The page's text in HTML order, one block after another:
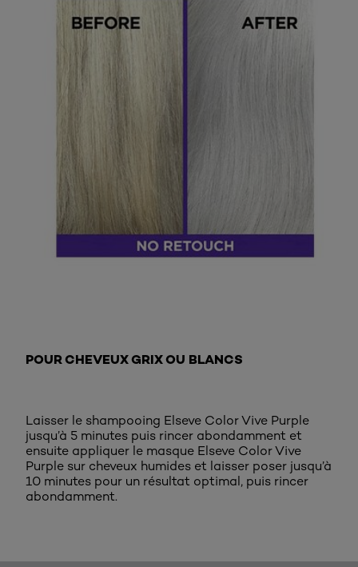
POUR CHEVEUX GRIX OU BLANCS
Laisser le shampooing Elseve Color Vive Purple
jusqu’à 5 minutes puis rincer abondamment et
ensuite appliquer le masque Elseve Color Vive
Purple sur cheveux humides et laisser poser jusqu’à
10 minutes pour un résultat optimal, puis rincer
abondamment.